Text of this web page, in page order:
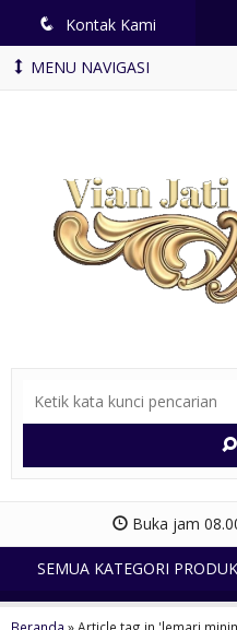
q Kontak Kami
MENU NAVIGASI
Buka jam
SEMUA KATEGORI PRODUK
Beranda »Article tag in 'lemari